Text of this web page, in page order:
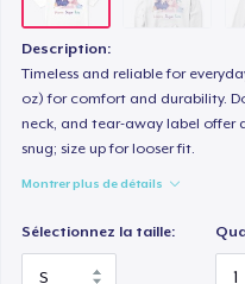
Description:
Timeless and reliable for
oz) for comfort and durability.
neck, and tear-away label offer
snug; size up for looser fit.
Montrer plus de détails
Sélectionnez la taille: